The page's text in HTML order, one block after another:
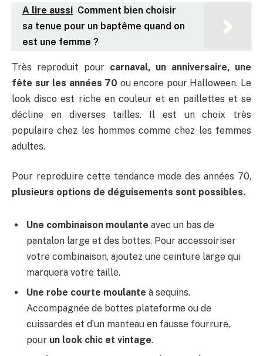
A lire aussi Comment bien choisir
sa tenue pour un baptême quand on
est une femme ?
Très reproduit pour carnaval, un anniversaire, une
fête sur les années 70 ou encore pour Halloween. Le
look disco est riche en couleur et en paillettes et se
décline en diverses tailles. Il est un choix très
populaire chez les hommes comme chez les femmes
adultes.
Pour reproduire cette tendance mode des années 70,
plusieurs options de déguisements sont possibles.
Une combinaison moulante avec un bas de
pantalon large et des bottes. Pour accessoiriser
votre combinaison, ajoutez une ceinture large qui
marquera votre taille.
Une robe courte moulante à sequins.
Accompagnée de bottes plateforme ou de
cuissardes et d’un manteau en fausse fourrure,
pour un look chic et vintage.